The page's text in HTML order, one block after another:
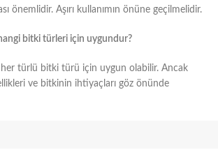
önemlidir. Aşırı kullanımın önüne geçilmelidir.
bitki türleri için uygundur?
türlü bitki türü için uygun olabilir. Ancak
ve bitkinin ihtiyaçları göz önünde